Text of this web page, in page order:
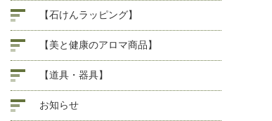
【石けんラッピング】
【美と健康のアロマ商品】
【道具・器具】
お知らせ